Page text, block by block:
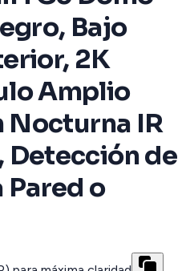
Bajo
2K
Amplio
Nocturna IR
Detección de
Pared o